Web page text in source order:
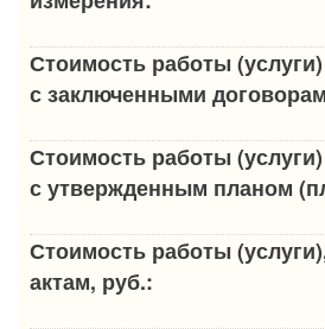
Стоимость работы
с заключенными
Стоимость работы
с утвержденным планом
Стоимость работы
актам, руб.: